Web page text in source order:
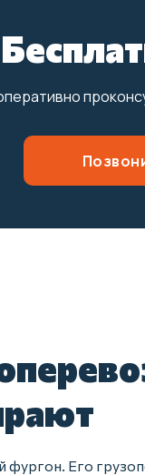
Его